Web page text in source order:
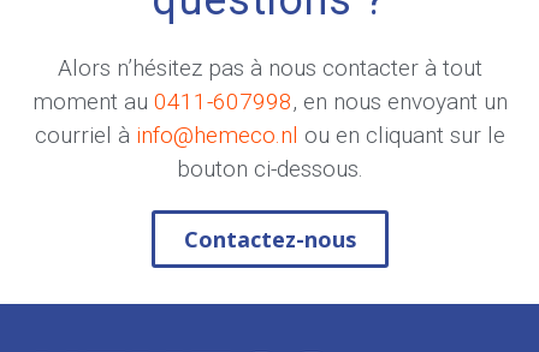
Alors n’hésitez pas à nous contacter à tout
moment au 0411-607998, en nous envoyant un
courriel à info@hemeco.nl ou en cliquant sur le
bouton ci-dessous.
Contactez-nous